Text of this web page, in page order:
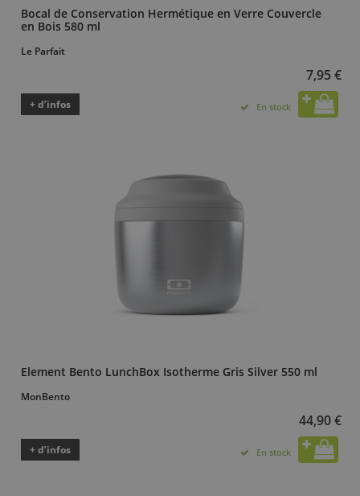
Bocal de Conservation Hermétique en Verre Couvercle
en Bois 580 ml
Le Parfait
7,95 €
+ d’infos En stock
Element Bento LunchBox Isotherme Gris Silver 550 ml
MonBento
44,90 €
+ d’infos En stock